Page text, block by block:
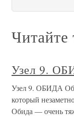
Читайте
Узел 9.
Узел 9. ОБИДА
который
Обида — очень